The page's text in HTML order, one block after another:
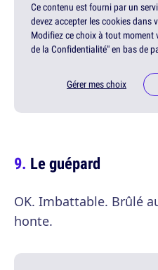
Ce contenu est fourni par un
devez accepter les cookies dans
Modifiez ce choix à tout moment
de la Confidentialité" en bas de
Gérer mes choix
Le guépard
OK. Imbattable. Brûlé
honte.